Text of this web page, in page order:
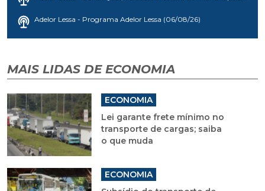
Adelor Lessa - Programa Adelor Lessa (06/08/26)
MAIS LIDAS DE ECONOMIA
ECONOMIA
Lei garante frete mínimo no
transporte de cargas; saiba
o que muda
ECONOMIA